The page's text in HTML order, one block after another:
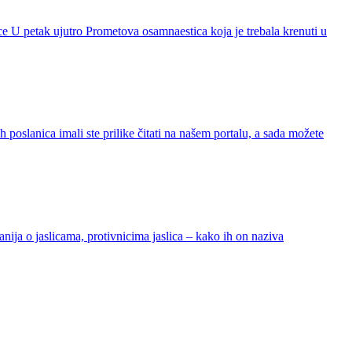
petak ujutro Prometova osamnaestica koja je trebala krenuti u
imali ste prilike čitati na našem portalu, a sada možete
o jaslicama, protivnicima jaslica – kako ih on naziva